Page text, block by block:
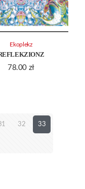
78.00 zł
Ekoplekz
32 33